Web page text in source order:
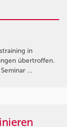
in
übertroffen.
…